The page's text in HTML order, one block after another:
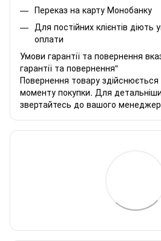
Переказ на карту Монобанку
Для постійних клієнтів діють
оплати
Умови гарантії та повернення
гарантії та повернення"
Повернення товару здійснюється
моменту покупки. Для
звертайтесь до вашого